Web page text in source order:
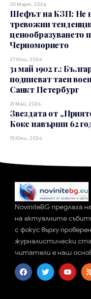
30 Март, 2026
Шефът на КЗП: Не
тревожни
ценообразуването
Черноморието
27 Юли, 2026
31 май 1902 г.:
подписват таен
Санкт Петербург
31 Май, 2026
Звездата от
Кокс навърши 62
15 Юни, 2026
NoviniteBG предлага
на актуалните
с фокус върху
журналистически
читатели е наш